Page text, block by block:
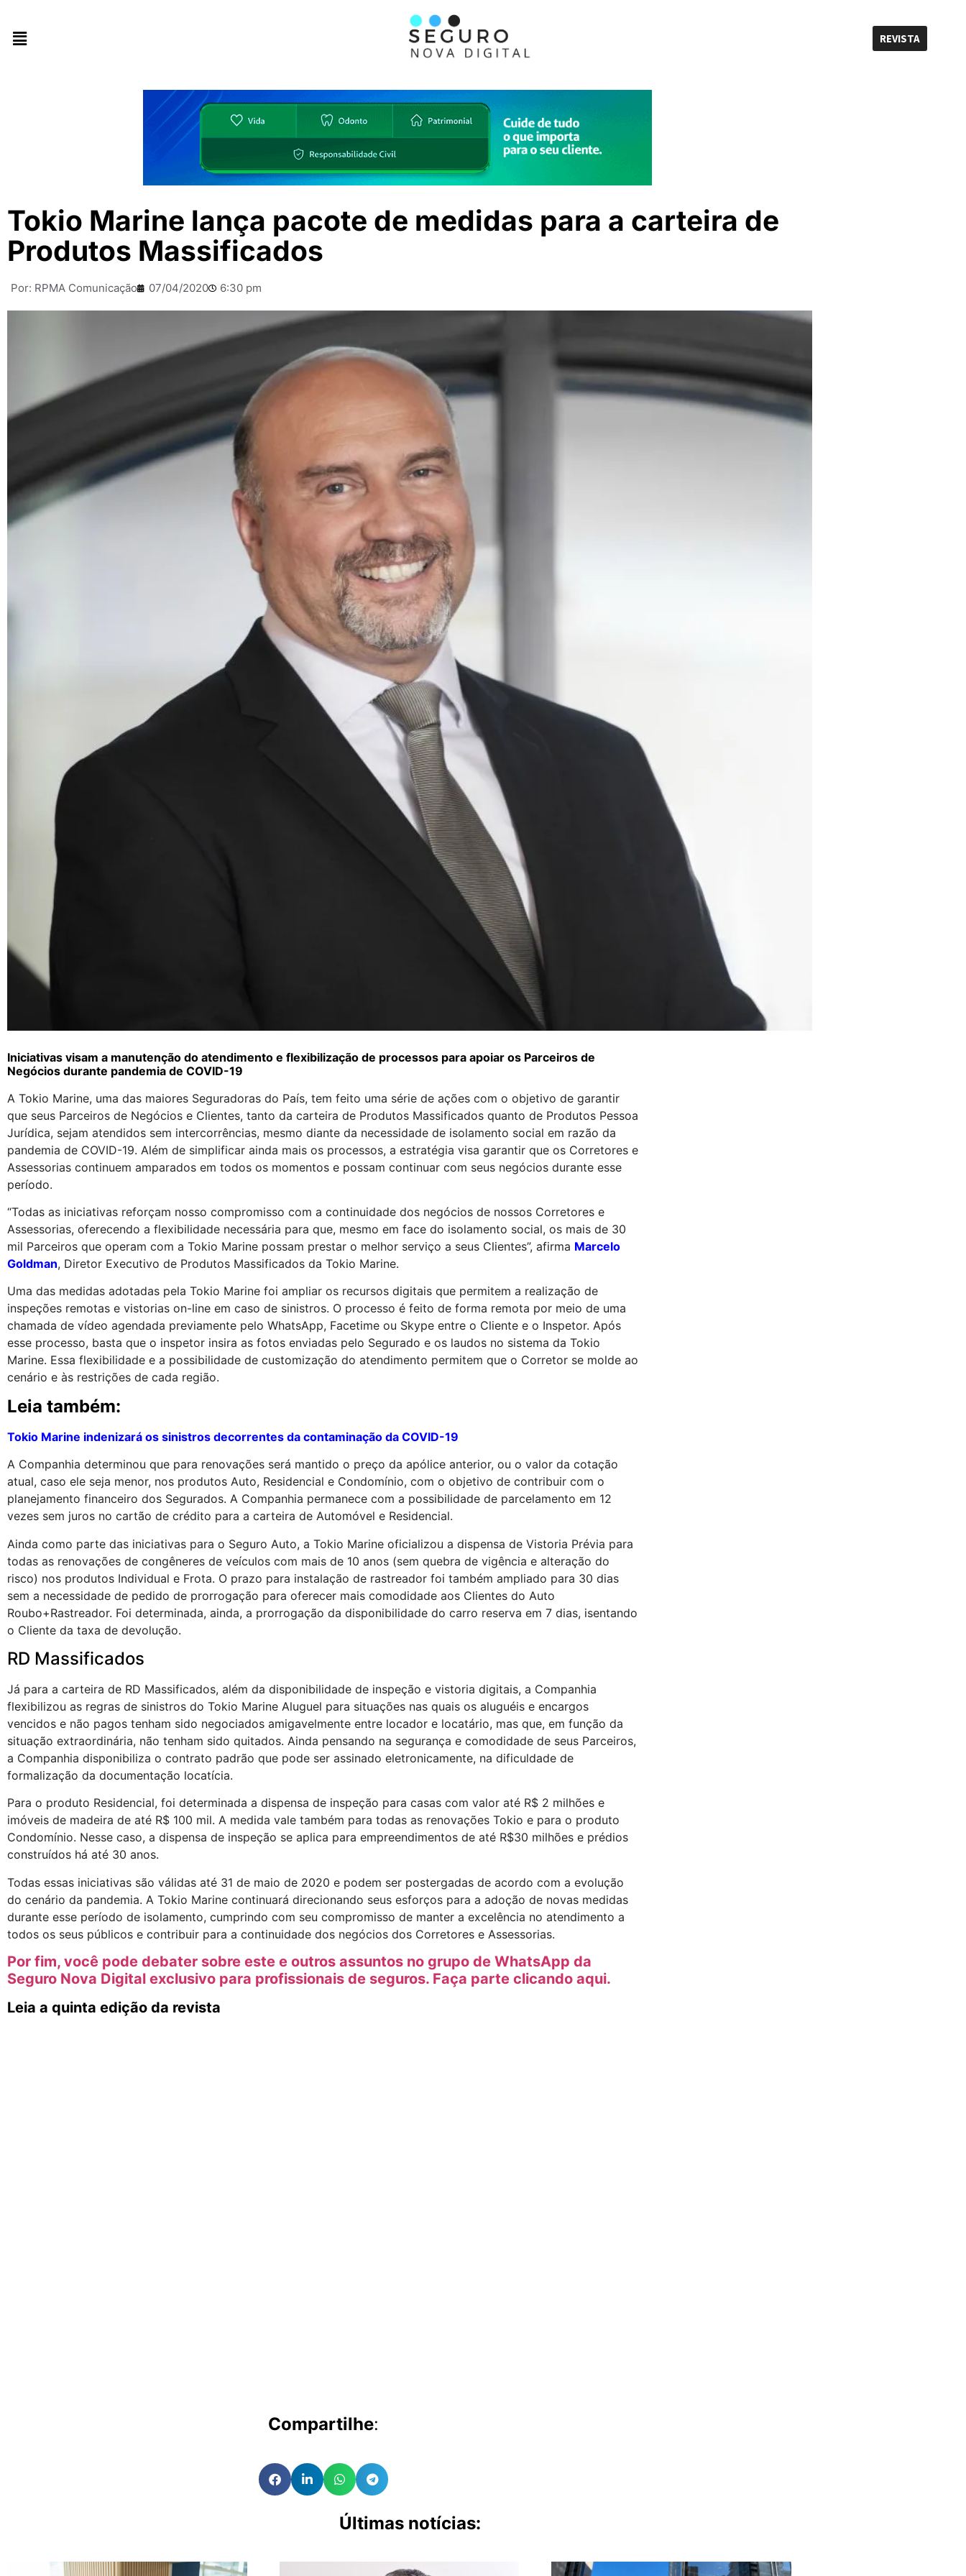
REVISTA
Tokio Marine lança pacote de medidas para a carteira de
Produtos Massificados
Por: RPMA Comunicação 07/04/2020 6:30 pm
Iniciativas visam a manutenção do atendimento e flexibilização de processos para apoiar os Parceiros de
Negócios durante pandemia de COVID-19
A Tokio Marine, uma das maiores Seguradoras do País, tem feito uma série de ações com o objetivo de garantir
que seus Parceiros de Negócios e Clientes, tanto da carteira de Produtos Massificados quanto de Produtos Pessoa
Jurídica, sejam atendidos sem intercorrências, mesmo diante da necessidade de isolamento social em razão da
pandemia de COVID-19. Além de simplificar ainda mais os processos, a estratégia visa garantir que os Corretores e
Assessorias continuem amparados em todos os momentos e possam continuar com seus negócios durante esse
período.
“Todas as iniciativas reforçam nosso compromisso com a continuidade dos negócios de nossos Corretores e
Assessorias, oferecendo a flexibilidade necessária para que, mesmo em face do isolamento social, os mais de 30
mil Parceiros que operam com a Tokio Marine possam prestar o melhor serviço a seus Clientes”, afirma Marcelo
Goldman, Diretor Executivo de Produtos Massificados da Tokio Marine.
Uma das medidas adotadas pela Tokio Marine foi ampliar os recursos digitais que permitem a realização de
inspeções remotas e vistorias on-line em caso de sinistros. O processo é feito de forma remota por meio de uma
chamada de vídeo agendada previamente pelo WhatsApp, Facetime ou Skype entre o Cliente e o Inspetor. Após
esse processo, basta que o inspetor insira as fotos enviadas pelo Segurado e os laudos no sistema da Tokio
Marine. Essa flexibilidade e a possibilidade de customização do atendimento permitem que o Corretor se molde ao
cenário e às restrições de cada região.
Leia também:
Tokio Marine indenizará os sinistros decorrentes da contaminação da COVID-19
A Companhia determinou que para renovações será mantido o preço da apólice anterior, ou o valor da cotação
atual, caso ele seja menor, nos produtos Auto, Residencial e Condomínio, com o objetivo de contribuir com o
planejamento financeiro dos Segurados. A Companhia permanece com a possibilidade de parcelamento em 12
vezes sem juros no cartão de crédito para a carteira de Automóvel e Residencial.
Ainda como parte das iniciativas para o Seguro Auto, a Tokio Marine oficializou a dispensa de Vistoria Prévia para
todas as renovações de congêneres de veículos com mais de 10 anos (sem quebra de vigência e alteração do
risco) nos produtos Individual e Frota. O prazo para instalação de rastreador foi também ampliado para 30 dias
sem a necessidade de pedido de prorrogação para oferecer mais comodidade aos Clientes do Auto
Roubo+Rastreador. Foi determinada, ainda, a prorrogação da disponibilidade do carro reserva em 7 dias, isentando
o Cliente da taxa de devolução.
RD Massificados
Já para a carteira de RD Massificados, além da disponibilidade de inspeção e vistoria digitais, a Companhia
flexibilizou as regras de sinistros do Tokio Marine Aluguel para situações nas quais os aluguéis e encargos
vencidos e não pagos tenham sido negociados amigavelmente entre locador e locatário, mas que, em função da
situação extraordinária, não tenham sido quitados. Ainda pensando na segurança e comodidade de seus Parceiros,
a Companhia disponibiliza o contrato padrão que pode ser assinado eletronicamente, na dificuldade de
formalização da documentação locatícia.
Para o produto Residencial, foi determinada a dispensa de inspeção para casas com valor até R$ 2 milhões e
imóveis de madeira de até R$ 100 mil. A medida vale também para todas as renovações Tokio e para o produto
Condomínio. Nesse caso, a dispensa de inspeção se aplica para empreendimentos de até R$30 milhões e prédios
construídos há até 30 anos.
Todas essas iniciativas são válidas até 31 de maio de 2020 e podem ser postergadas de acordo com a evolução
do cenário da pandemia. A Tokio Marine continuará direcionando seus esforços para a adoção de novas medidas
durante esse período de isolamento, cumprindo com seu compromisso de manter a excelência no atendimento a
todos os seus públicos e contribuir para a continuidade dos negócios dos Corretores e Assessorias.
Por fim, você pode debater sobre este e outros assuntos no grupo de WhatsApp da
Seguro Nova Digital exclusivo para profissionais de seguros. Faça parte clicando aqui.
Leia a quinta edição da revista
Compartilhe:
Últimas notícias: